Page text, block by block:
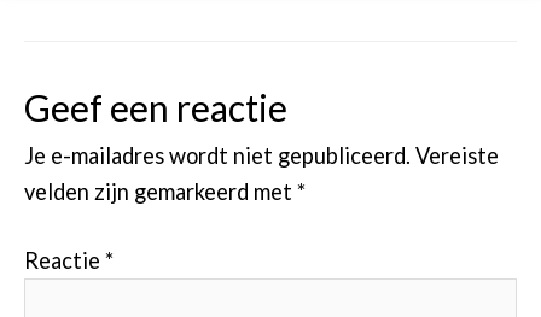
Geef een reactie
Je e-mailadres wordt niet gepubliceerd. Vereiste
velden zijn gemarkeerd met *
Reactie *